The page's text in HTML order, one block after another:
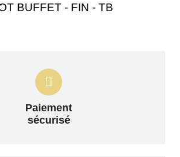
BUFFET - FIN - TB
Paiement
sécurisé